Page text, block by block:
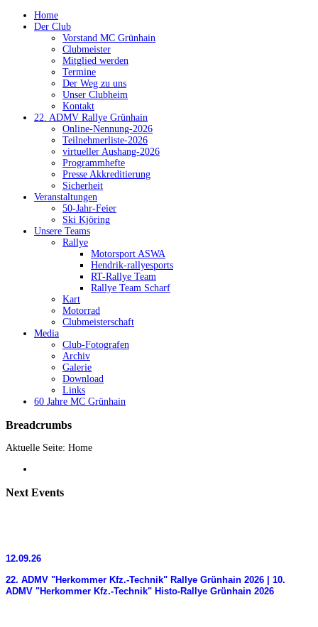
Home
Der Club
Vorstand MC Grünhain
Clubmeister
Mitglied werden
Termine
Der Weg zu uns
Unser Clubheim
Kontakt
22. ADMV Rallye Grünhain
Online-Nennung-2026
Teilnehmerliste-2026
virtueller Aushang-2026
Programmhefte
Presse Akkreditierung
Sicherheit
Veranstaltungen
50-Jahr-Feier
Ski Kjöring
Unsere Teams
Rallye
Motorsport ASWA
Hendrik-rallyesports
RT-Rallye Team
Rallye Team Scharf
Kart
Motorrad
Clubmeisterschaft
Media
Club-Fotografen
Archiv
Galerie
Download
Links
60 Jahre MC Grünhain
Breadcrumbs
Aktuelle Seite: Home
Next Events
12.09.26
22. ADMV "Herkommer Kfz.-Technik" Rallye Grünhain 2026 | 10.
ADMV "Herkommer Kfz.-Technik" Histo-Rallye Grünhain 2026